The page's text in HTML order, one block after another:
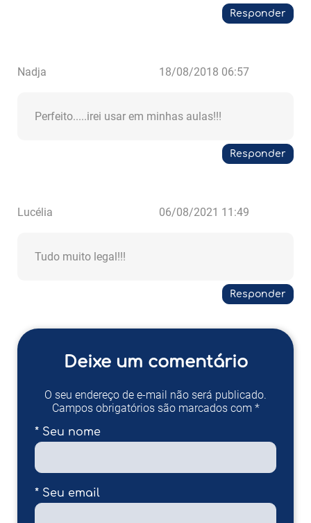
Responder
Nadja 18/08/2018 06:57
Perfeito.....irei usar em minhas aulas!!!
Responder
Lucélia 06/08/2021 11:49
Tudo muito legal!!!
Responder
Deixe um comentário
O seu endereço de e-mail não será publicado.
Campos obrigatórios são marcados com *
* Seu nome
* Seu email